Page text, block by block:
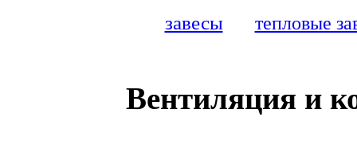
завесы тепловые
Вентиляция и